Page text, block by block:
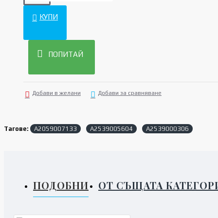
КУПИ
ПОПИТАЙ
Добави в желани Добави за сравняване
Тагове: A2059007133 A2539005604 A2539000306
ПОДОБНИ ОТ СЪЩАТА